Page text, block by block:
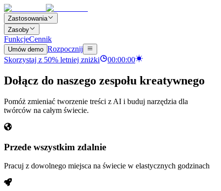
Zastosowania
Zasoby
FunkcjeCennik
Umów demo Rozpocznij
Skorzystaj z 50% letniej zniżki 00:00:00
Dołącz do naszego zespołu kreatywnego
Pomóż zmieniać tworzenie treści z AI i buduj narzędzia dla
twórców na całym świecie.
Przede wszystkim zdalnie
Pracuj z dowolnego miejsca na świecie w elastycznych godzinach